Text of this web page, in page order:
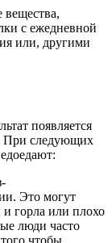
вещества,
с ежедневной
или, другими
появляется
При следующих
Это могут
и горла или плохо
люди часто
чтобы